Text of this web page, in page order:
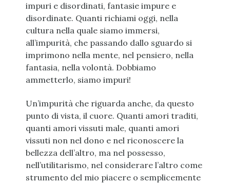
impuri e disordinati, fantasie impure e
disordinate. Quanti richiami oggi, nella
cultura nella quale siamo immersi,
all’impurità, che passando dallo sguardo si
imprimono nella mente, nel pensiero, nella
fantasia, nella volontà. Dobbiamo
ammetterlo, siamo impuri!
Un’impurità che riguarda anche, da questo
punto di vista, il cuore. Quanti amori traditi,
quanti amori vissuti male, quanti amori
vissuti non nel dono e nel riconoscere la
bellezza dell’altro, ma nel possesso,
nell’utilitarismo, nel considerare l’altro come
strumento del mio piacere o semplicemente